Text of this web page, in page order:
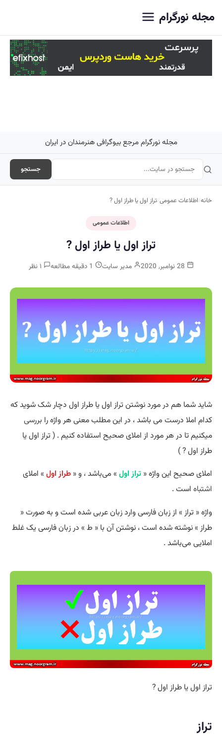
مجله نورگرام
مجله نورگرام مرجع بیوگرافی هنرمندان در ایران
جستجو
خانه/اطلاعات عمومی/تراز اول یا طراز اول ?
اطلاعات عمومی
تراز اول یا طراز اول ?
مدیر سایت
شاید شما هم در مورد نوشتن تراز اول یا طراز اول دچار شک شوید که
کدام املا درست می باشد ، در این مطلب معنی هر واژه را بررسی
میکنیم تا در هر مورد از املای صحیح استفاده کنیم . ( تراز اول یا
طراز اول ? )
املای صحیح این واژه « تراز اول » می‌باشد ، و « طراز اول » املای
اشتباه است .
واژه « تراز » از زبان فارسی وارد زبان عربی شده است و به صورت «
طراز » نوشته شده است ، نوشتن آن با « ط » در زبان فارسی یک غلط
املایی می‌باشد .
تراز اول یا طراز اول ?
تراز